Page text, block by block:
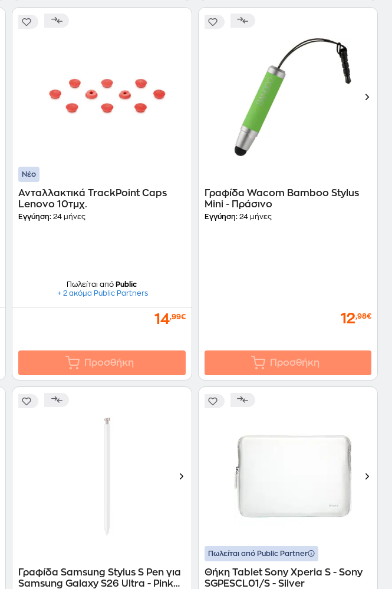
Νέο
Ανταλλακτικά TrackPoint Caps
Lenovo 10τμχ.
Εγγύηση: 24 μήνες
Πωλείται από Public
+ 2 ακόμα Public Partners
14,99€
Προσθήκη
Γραφίδα Wacom Bamboo Stylus
Mini - Πράσινο
Εγγύηση:24 μήνες
12,98€
Προσθήκη
Γραφίδα Samsung Stylus S Pen για
Samsung Galaxy S26 Ultra - Pink
Πωλείται από Public Partner
Θήκη Tablet Sony Xperia S - Sony
SGPESCL01/S - Silver